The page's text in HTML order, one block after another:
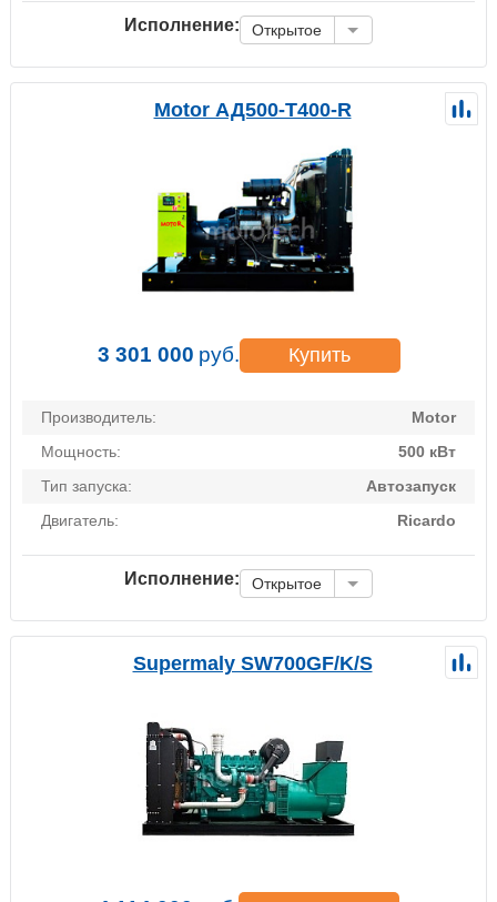
Исполнение: Открытое
Motor АД500-Т400-R
3 301 000 руб. Купить
Производитель:
Motor
Мощность:
500 кВт
Тип запуска:
Автозапуск
Двигатель:
Ricardo
Исполнение: Открытое
Supermaly SW700GF/K/S